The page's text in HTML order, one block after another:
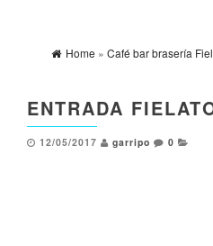
Home » Café bar brasería
ENTRADA
12/05/2017 garripo 0